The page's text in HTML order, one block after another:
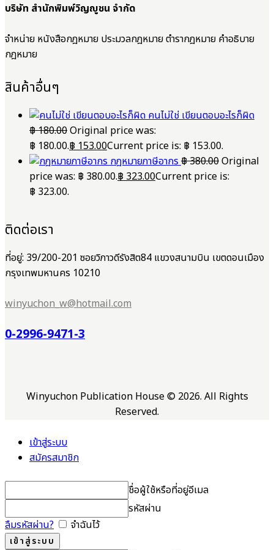
บริษัท สำนักพิมพ์วิญญูชน จำกัด
จำหน่าย หนังสือกฎหมาย ประมวลกฎหมาย ตำรากฎหมาย คำอธิบาย
กฎหมาย
สินค้าอื่นๆ
คนไม่ใช่ เขียนตอบอะไรก็ผิด
฿180.00Original price was:
฿ 180.00.฿153.00Current price is: ฿ 153.00.
กฎหมายภาษีอากร฿380.00Original
price was: ฿ 380.00.฿323.00Current price is:
฿ 323.00.
ติดต่อเรา
ที่อยู่: 39/200-201 ซอยวิภาวดีรังสิต84 แขวงสนามบิน เขตดอนเมือง
กรุงเทพมหานคร 10210
winyuchon_w@hotmail.com
0-2996-9471-3
Winyuchon Publication House © 2026. All Rights
Reserved.
เข้าสู่ระบบ
สมัครสมาชิก
ชื่อผู้ใช้หรือที่อยู่อีเมล
รหัสผ่าน
ลืมรหัสผ่าน?
จำฉันไว้